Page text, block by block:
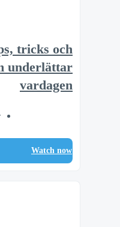
tricks och
underlättar
vardagen
Watch now